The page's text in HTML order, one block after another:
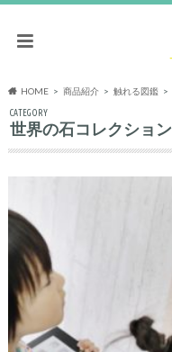
HOME 商品紹介 触れる図鑑
CATEGORY
世界の石コレクション